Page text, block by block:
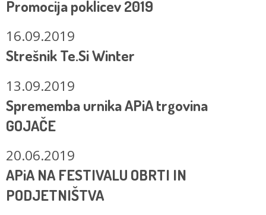
Promocija poklicev 2019
16.09.2019
Strešnik Te.Si Winter
13.09.2019
Sprememba urnika APiA trgovina
GOJAČE
20.06.2019
APiA NA FESTIVALU OBRTI IN
PODJETNIŠTVA